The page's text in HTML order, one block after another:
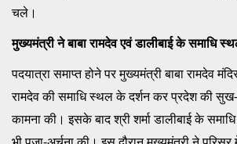
चले।
मुख्यमंत्री ने बाबा रामदेव एवं डालीबाई के समाधि
पदयात्रा समाप्त होने पर मुख्यमंत्री बाबा रामदेव
रामदेव की समाधि स्थल के दर्शन कर प्रदेश की
कामना की। इसके बाद श्री शर्मा डालीबाई के